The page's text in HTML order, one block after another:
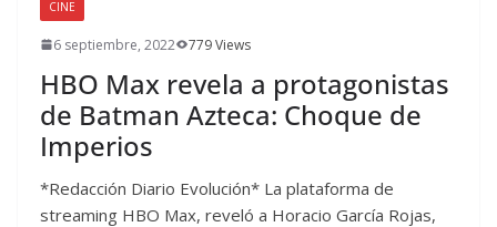
CINE
6 septiembre, 2022 779 Views
HBO Max revela a protagonistas
de Batman Azteca: Choque de
Imperios
*Redacción Diario Evolución* La plataforma de
streaming HBO Max, reveló a Horacio García Rojas,